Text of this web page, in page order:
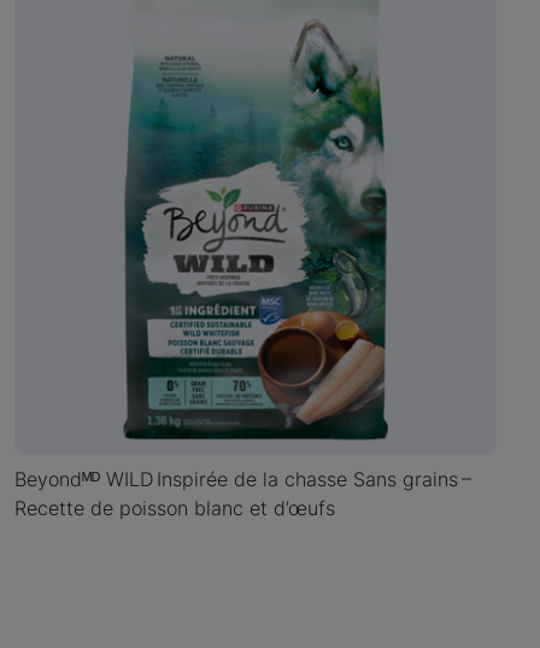
Beyondᴹᴰ WILD Inspirée de la chasse Sans grains –
Recette de poisson blanc et d’œufs